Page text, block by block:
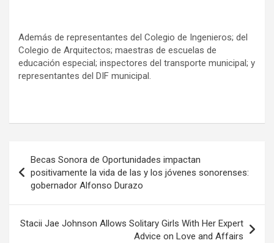
Además de representantes del Colegio de Ingenieros; del
Colegio de Arquitectos; maestras de escuelas de
educación especial; inspectores del transporte municipal; y
representantes del DIF municipal.
de
entradas
Becas Sonora de Oportunidades impactan
positivamente la vida de las y los jóvenes sonorenses:
gobernador Alfonso Durazo
Stacii Jae Johnson Allows Solitary Girls With Her Expert
Advice on Love and Affairs